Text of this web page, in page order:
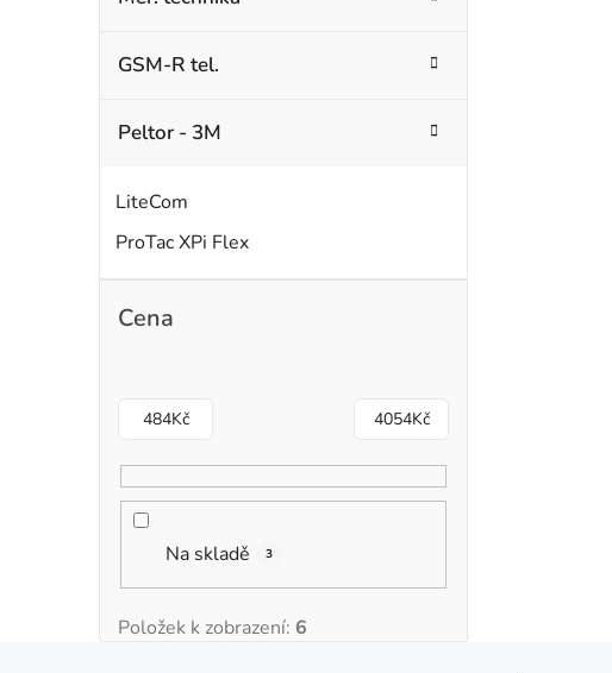
GSM-R tel.
Peltor - 3M
LiteCom
ProTac XPi Flex
Cena
484Kč 4054Kč
Na skladě 3
Položek k zobrazení: 6